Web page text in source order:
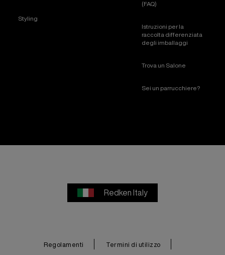
Styling
(FAQ)
Istruzioni per la
raccolta differenziata
degli imballaggi
Trova un Salone
Sei un parrucchiere?
Redken Italy
Regolamenti Termini di utilizzo